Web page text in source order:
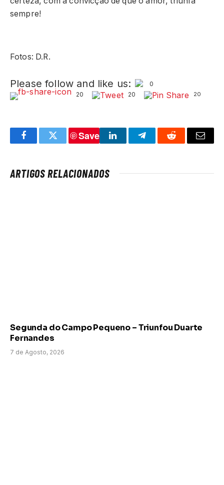
sempre!
Fotos: D.R.
Please follow and like us:
0
20
20 20
FacebookTwitter
Save
LinkedInTelegramReddit Email
ARTIGOS RELACIONADOS
Segunda do Campo Pequeno – Triunfou Duarte
Fernandes
7 de Agosto, 2026